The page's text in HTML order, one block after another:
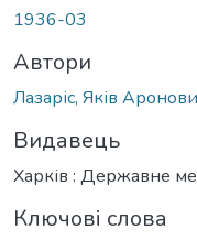
1936-03
Автори
Лазаріс, Яків
Видавець
Харків : Державне
Ключові слова